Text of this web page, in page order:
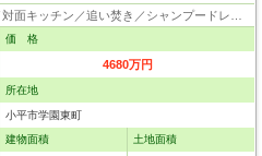
価 格
4680万円
所在地
小平市学園東町
建物面積 土地面積